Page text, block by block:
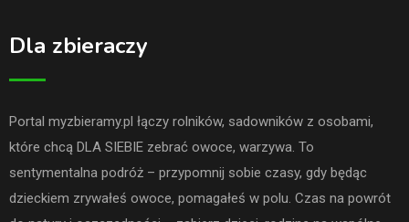
Dla zbieraczy
Portal myzbieramy.pl łączy rolników, sadowników z osobami,
które chcą DLA SIEBIE zebrać owoce, warzywa. To
sentymentalna podróż – przypomnij sobie czasy, gdy będąc
dzieckiem zrywałeś owoce, pomagałeś w polu. Czas na powrót